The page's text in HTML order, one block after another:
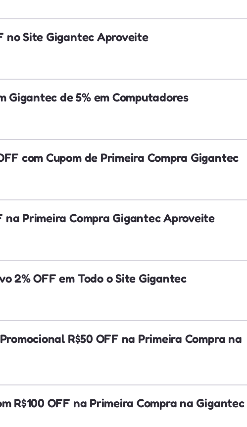
no Site Gigantec Aproveite
Gigantec de 5% em Computadores
com Cupom de Primeira Compra Gigantec
na Primeira Compra Gigantec Aproveite
2% OFF em Todo o Site Gigantec
R$50 OFF na Primeira Compra na
R$100 OFF na Primeira Compra na Gigantec